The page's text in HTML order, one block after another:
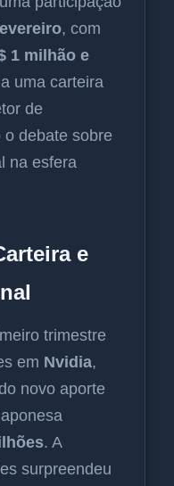
, com
1 milhão e
uma carteira
de
debate sobre
na esfera
e
trimestre
em Nvidia,
novo aporte
. A
surpreendeu